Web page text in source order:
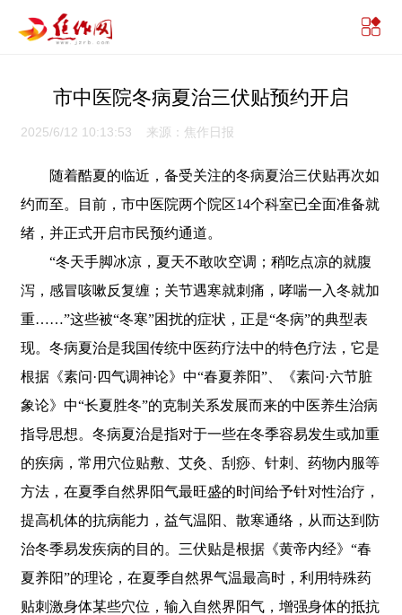
市中医院冬病夏治三伏贴预约开启
2025/6/12 10:13:53 来源：焦作日报
随着酷夏的临近，备受关注的冬病夏治三伏贴再次如
约而至。目前，市中医院两个院区14个科室已全面准备就
绪，并正式开启市民预约通道。
“冬天手脚冰凉，夏天不敢吹空调；稍吃点凉的就腹
泻，感冒咳嗽反复缠；关节遇寒就刺痛，哮喘一入冬就加
重……”这些被“冬寒”困扰的症状，正是“冬病”的典型表
现。冬病夏治是我国传统中医药疗法中的特色疗法，它是
根据《素问·四气调神论》中“春夏养阳”、《素问·六节脏
象论》中“长夏胜冬”的克制关系发展而来的中医养生治病
指导思想。冬病夏治是指对于一些在冬季容易发生或加重
的疾病，常用穴位贴敷、艾灸、刮痧、针刺、药物内服等
方法，在夏季自然界阳气最旺盛的时间给予针对性治疗，
提高机体的抗病能力，益气温阳、散寒通络，从而达到防
治冬季易发疾病的目的。三伏贴是根据《黄帝内经》“春
夏养阳”的理论，在夏季自然界气温最高时，利用特殊药
贴刺激身体某些穴位，输入自然界阳气，增强身体的抵抗